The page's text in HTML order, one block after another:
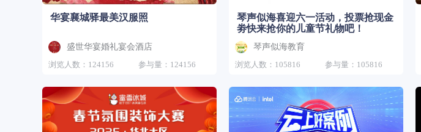
华宴襄城驿最美汉服照
盛世华宴婚礼宴会酒店
浏览人数：124156
参与量：124156
琴声似海喜迎六一活动，投票抢现金
劵快来抢你的儿童节礼物吧！
琴声似海教育
浏览人数：105816
参与量：105816